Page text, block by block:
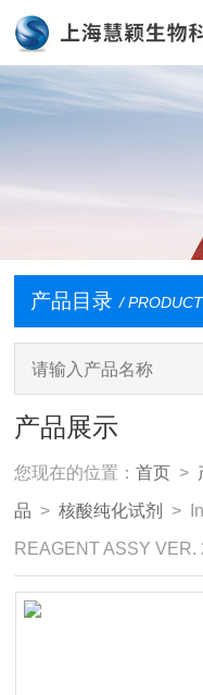
产品目录 /
产品展示
您现在的位置：首页 >
品 >核酸纯化试剂 >
REAGENT ASSY VER.